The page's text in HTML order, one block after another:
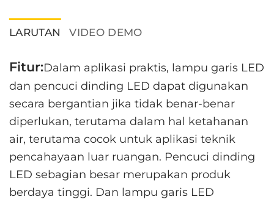
LARUTAN VIDEO DEMO
Fitur:Dalam aplikasi praktis, lampu garis LED
dan pencuci dinding LED dapat digunakan
secara bergantian jika tidak benar-benar
diperlukan, terutama dalam hal ketahanan
air, terutama cocok untuk aplikasi teknik
pencahayaan luar ruangan. Pencuci dinding
LED sebagian besar merupakan produk
berdaya tinggi. Dan lampu garis LED